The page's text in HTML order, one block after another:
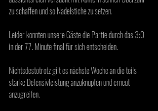
zu schaffen und so Nadelstiche zu setzen.
Leider konnten unsere Gäste die Partie durch das 3:0
in der 77. Minute final für sich entscheiden.
Nichtsdestotrotz gilt es nächste Woche an die teils
starke Defensivleistung anzuknüpfen und erneut
anzugreifen.